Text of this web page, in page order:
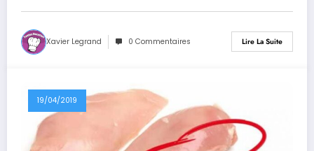
Xavier Legrand 0 Commentaires Lire La Suite
19/04/2019